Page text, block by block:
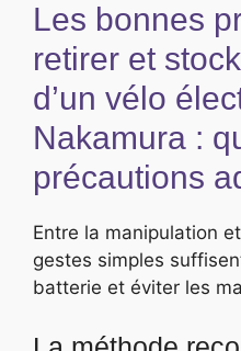
Les bonnes
retirer et
d’un vélo
Nakamura :
précautions
Entre la manipulation
gestes simples
batterie et éviter les